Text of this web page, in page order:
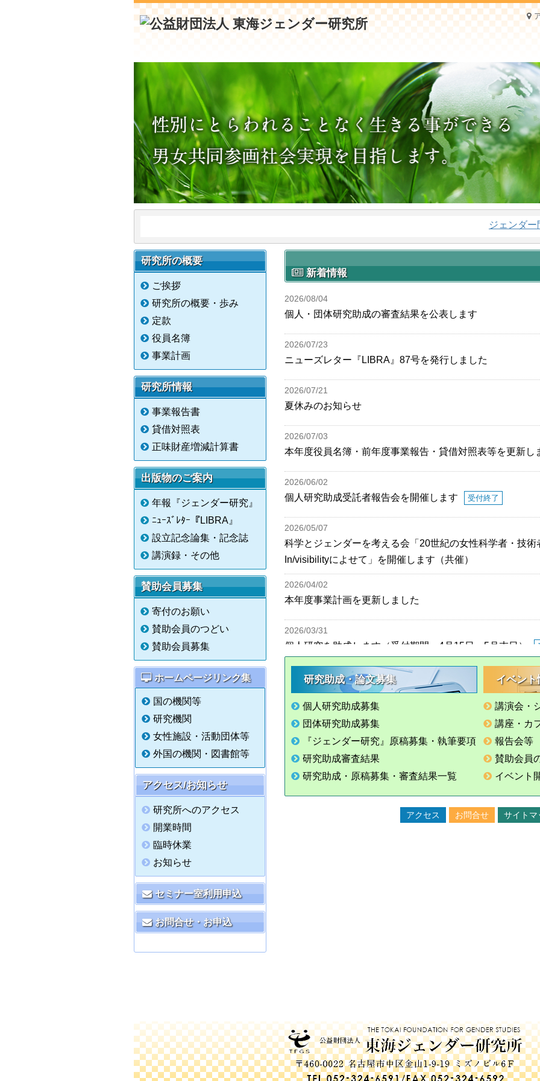
ジェンダー問
新着情報
2026/08/04
個人・団体研究助成の審査結果を公表します
2026/07/23
ニューズレター『LIBRA』87号を発行しました
2026/07/21
夏休みのお知らせ
2026/07/03
本年度役員名簿・前年度事業報告・貸借対照表等を更新し
2026/06/02
個人研究助成受託者報告会を開催します 受付終了
2026/05/07
科学とジェンダーを考える会「20世紀の女性科学者・技
In/visibilityによせて」を開催します（共催）
2026/04/02
本年度事業計画を更新しました
2026/03/31
個人研究を助成します（受付期間 4月15日～5月末日）
2026/03/31
団体研究を助成します（受付期間 4月15日～5月末日）
2026/03/31
『ジェンダー研究』第29号の原稿を募集します 募集開始
『ジェンダー研究』第28号を発行しました
け』上映と解説」を開催します—–受付終了しました。
2025/10/01
研究助成・論文募集
個人研究助成募集
団体研究助成募集
『ジェンダー研究』原稿募集・執筆要項
研究助成審査結果
研究助成・原稿募集・審査結果一覧
イベント
講演会・
講座・カ
報告会等
賛助会員
イベント
アクセス お問合せ サイトマ
研究所の概要
ご挨拶
研究所の概要・歩み
定款
役員名簿
事業計画
研究所情報
事業報告書
貸借対照表
正味財産増減計算書
出版物のご案内
年報『ジェンダー研究』
ﾆｭｰｽﾞﾚﾀｰ『LIBRA』
設立記念論集・記念誌
講演録・その他
賛助会員募集
寄付のお願い
賛助会員のつどい
賛助会員募集
ホームページリンク集
国の機関等
研究機関
女性施設・活動団体等
外国の機関・図書館等
アクセス/お知らせ
研究所へのアクセス
開業時間
臨時休業
お知らせ
セミナー室利用申込
お問合せ・お申込